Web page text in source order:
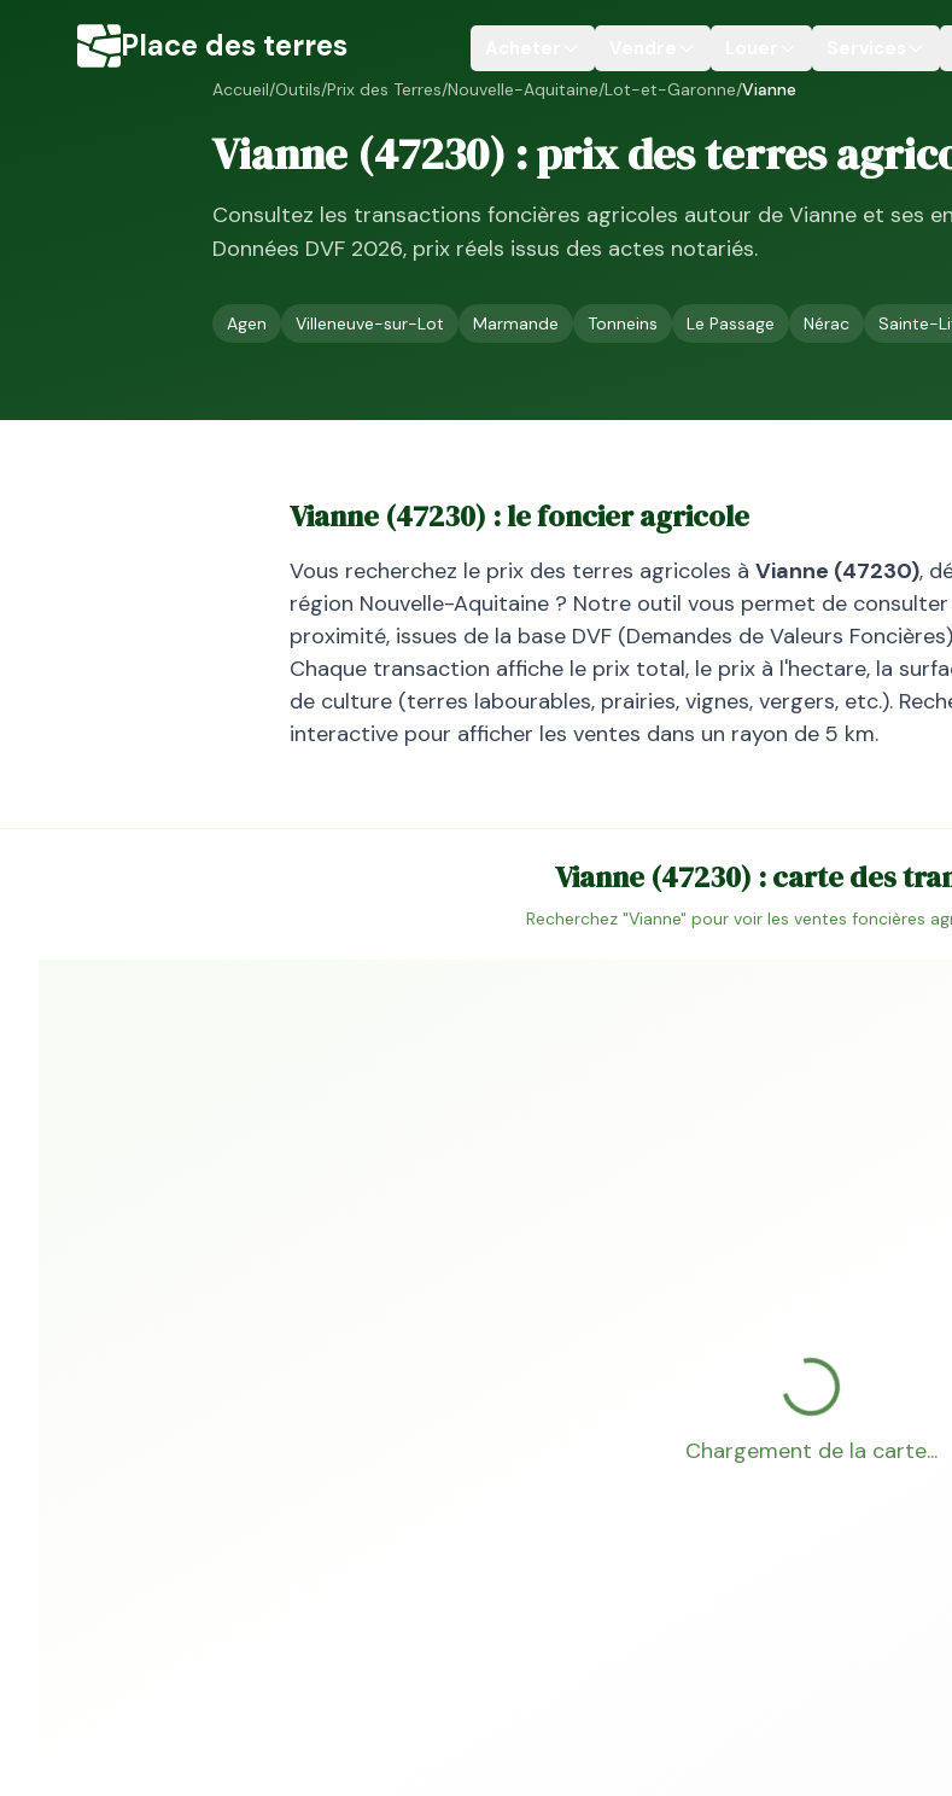
Place des terres
Accueil/Outils/Prix des Terres/Nouvelle-Aquitaine/Lot-et-Garonne/Vianne
Vianne (47230) : prix des terres
Consultez les transactions foncières agricoles autour de Vianne et ses
Données DVF 2026, prix réels issus des actes notariés.
Agen Villeneuve-sur-Lot Marmande Tonneins Le Passage Nérac Sainte-
Vianne (47230) : le foncier agricole
Vous recherchez le prix des terres agricoles à Vianne (47230),
région Nouvelle-Aquitaine ? Notre outil vous permet de
proximité, issues de la base DVF (Demandes de Valeurs
Chaque transaction affiche le prix total, le prix à l'hectare, la
de culture (terres labourables, prairies, vignes, vergers, etc.).
interactive pour afficher les ventes dans un rayon de 5 km.
Vianne(47230) : carte des
Recherchez "Vianne" pour voir les ventes foncières
Chargement de la carte...